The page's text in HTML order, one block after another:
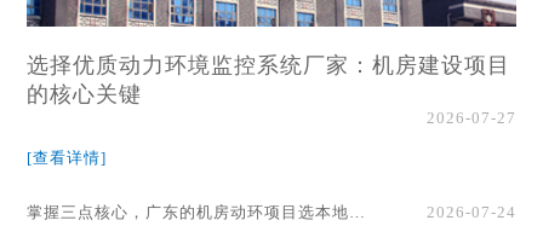
选择优质动力环境监控系统厂家：机房建设项目
的核心关键
2026-07-27
[查看详情]
掌握三点核心，广东的机房动环项目选本地厂家事半功倍！
2026-07-24